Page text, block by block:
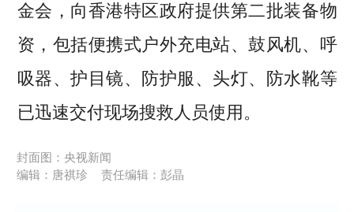
金会，向香港特区政府提供第二批装备物
资，包括便携式户外充电站、鼓风机、呼
吸器、护目镜、防护服、头灯、防水靴等
已迅速交付现场搜救人员使用。
封面图：央视新闻
编辑：唐祺珍
责任编辑：彭晶